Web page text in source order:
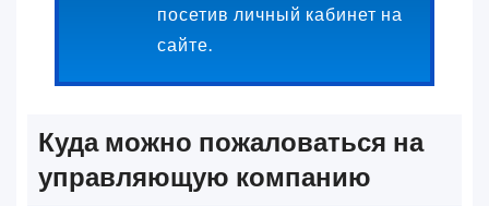
посетив личный кабинет на
сайте.
Куда можно пожаловаться на
управляющую компанию